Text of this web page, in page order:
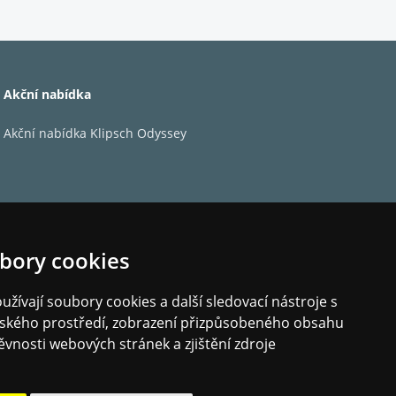
cookies
soubory cookies a další sledovací nástroje s
prostředí, zobrazení přizpůsobeného obsahu
webových stránek a zjištění zdroje
P-80, ale lze jej snadno integrovat i do
Ať už je použit v kompletním systému ICON,
Akční nabídka
Akční nabídka Klipsch Odyssey